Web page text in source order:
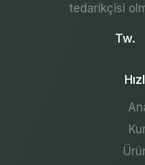
tedarikçisi
Tw.